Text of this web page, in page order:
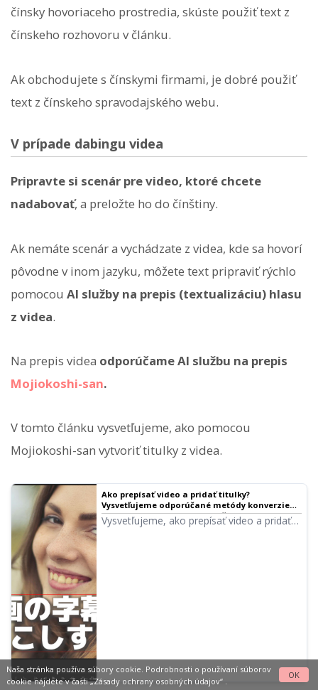
čínsky hovoriaceho prostredia, skúste použiť text z
čínskeho rozhovoru v článku.
Ak obchodujete s čínskymi firmami, je dobré použiť
text z čínskeho spravodajského webu.
V prípade dabingu videa
Pripravte si scenár pre video, ktoré chcete
nadabovať, a preložte ho do čínštiny.
Ak nemáte scenár a vychádzate z videa, kde sa hovorí
pôvodne v inom jazyku, môžete text pripraviť rýchlo
pomocou AI služby na prepis (textualizáciu) hlasu
z videa.
Na prepis videa odporúčame AI službu na prepis
Mojiokoshi-san.
V tomto článku vysvetľujeme, ako pomocou
Mojiokoshi-san vytvoriť titulky z videa.
Ako prepísať video a pridať titulky?
Vysvetľujeme odporúčané metódy konverzie
mp4 súborov na text! | AI služba na prepis -
Mojiokoshi-san
Vysvetľujeme, ako prepísať video a pridať
Naša stránka používa súbory cookie. Podrobnosti o používaní súborov
cookie nájdete v časti„Zásady ochrany osobných údajov“.
OK